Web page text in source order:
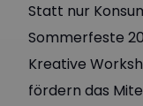
Statt nur
Sommerfeste
Kreative
fördern das